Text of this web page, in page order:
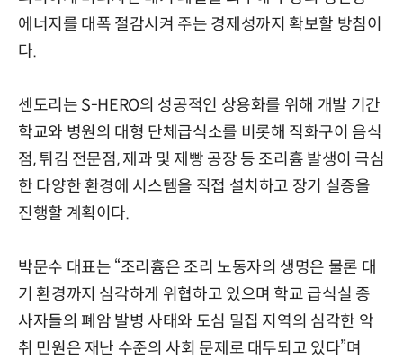
에너지를 대폭 절감시켜 주는 경제성까지 확보할 방침이
다.
센도리는 S-HERO의 성공적인 상용화를 위해 개발 기간
학교와 병원의 대형 단체급식소를 비롯해 직화구이 음식
점, 튀김 전문점, 제과 및 제빵 공장 등 조리흄 발생이 극심
한 다양한 환경에 시스템을 직접 설치하고 장기 실증을
진행할 계획이다.
박문수 대표는 “조리흄은 조리 노동자의 생명은 물론 대
기 환경까지 심각하게 위협하고 있으며 학교 급식실 종
사자들의 폐암 발병 사태와 도심 밀집 지역의 심각한 악
취 민원은 재난 수준의 사회 문제로 대두되고 있다”며